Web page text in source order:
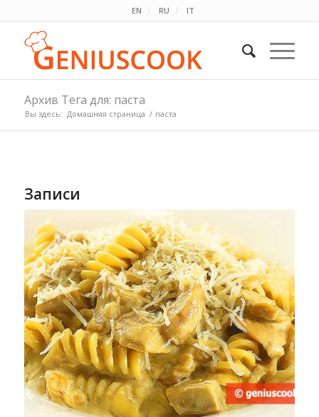
EN RU IT
Архив Тега для: паста
Вы здесь: Домашняя страница / паста
Записи